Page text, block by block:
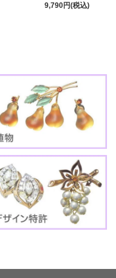
9,790円(税込)